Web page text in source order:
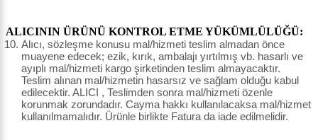
ALICININ ÜRÜNÜ KONTROL ETME YÜKÜMLÜLÜĞÜ:
Alıcı, sözleşme konusu mal/hizmeti teslim almadan önce
muayene edecek; ezik, kırık, ambalajı yırtılmış vb. hasarlı ve
ayıplı mal/hizmeti kargo şirketinden teslim almayacaktır.
Teslim alınan mal/hizmetin hasarsız ve sağlam olduğu kabul
edilecektir. ALICI , Teslimden sonra mal/hizmeti özenle
korunmak zorundadır. Cayma hakkı kullanılacaksa mal/hizmet
kullanılmamalıdır. Ürünle birlikte Fatura da iade edilmelidir.